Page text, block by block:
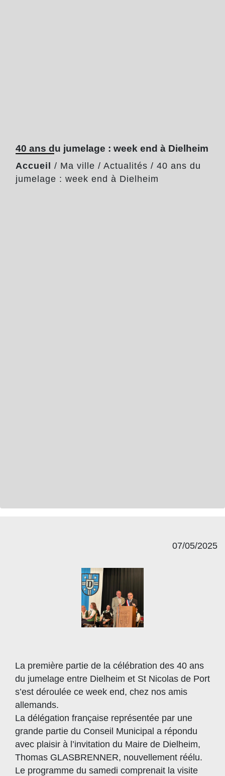
40 ans du jumelage : week end à Dielheim
Accueil / Ma ville / Actualités / 40 ans du
jumelage : week end à Dielheim
07/05/2025
La première partie de la célébration des 40 ans
du jumelage entre Dielheim et St Nicolas de Port
s’est déroulée ce week end, chez nos amis
allemands.
La délégation française représentée par une
grande partie du Conseil Municipal a répondu
avec plaisir à l’invitation du Maire de Dielheim,
Thomas GLASBRENNER, nouvellement réélu.
Le programme du samedi comprenait la visite